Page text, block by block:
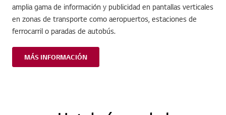
amplia gama de información y publicidad en pantallas verticales
en zonas de transporte como aeropuertos, estaciones de
ferrocarril o paradas de autobús.
MÁS INFORMACIÓN